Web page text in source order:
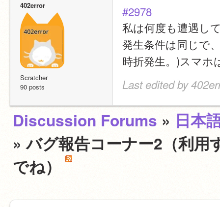
402error
Scratcher
90 posts
#2978
私は何度も遭遇し
発生条件は同じで
時折発生。)スマホ
Last edited by
Discussion Forums » 日本
» バグ報告コーナー2（利用
でね）